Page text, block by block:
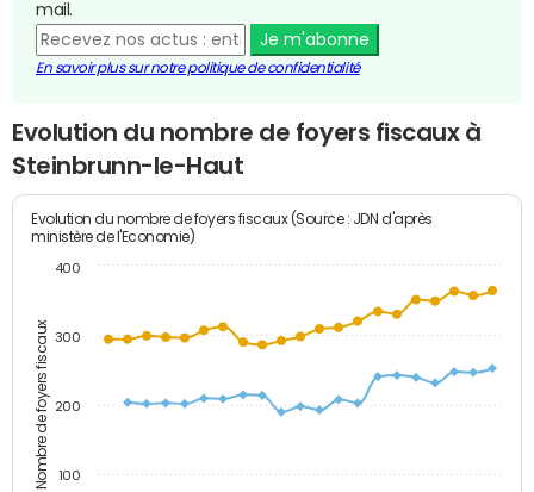
mail.
Je m'abonne
En savoir plus sur notre politique de confidentialité
Evolution du nombre de foyers fiscaux à
Steinbrunn-le-Haut
Nombre de foyers fiscaux
Evolution du nombre de foyers fiscaux (Source : JDN d'après
ministère de l'Economie)
100
200
300
400